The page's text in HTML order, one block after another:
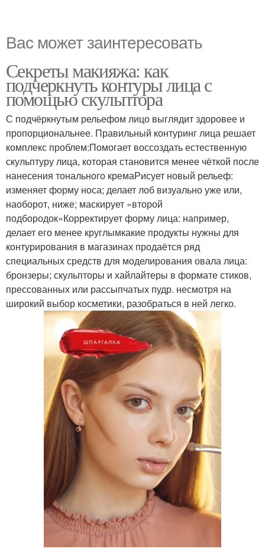
Вас может заинтересовать
Секреты макияжа: как
подчеркнуть контуры лица с
помощью скульптора
С подчёркнутым рельефом лицо выглядит здоровее и
пропорциональнее. Правильный контуринг лица решает
комплекс проблем:Помогает воссоздать естественную
скульптуру лица, которая становится менее чёткой после
нанесения тонального кремаРисует новый рельеф:
изменяет форму носа; делает лоб визуально уже или,
наоборот, ниже; маскирует «второй
подбородок»Корректирует форму лица: например,
делает его менее круглымкакие продукты нужны для
контурирования в магазинах продаётся ряд
специальных средств для моделирования овала лица:
бронзеры; скульпторы и хайлайтеры в формате стиков,
прессованных или рассыпчатых пудр. несмотря на
широкий выбор косметики, разобраться в ней легко.